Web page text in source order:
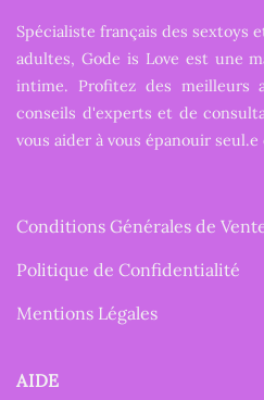
Spécialiste français des sextoys
adultes, Gode is Love est une
intime. Profitez des meilleurs
conseils d'experts et de
vous aider à vous épanouir seul.e
Conditions Générales de
Politique de Confidentialité
Mentions Légales
AIDE